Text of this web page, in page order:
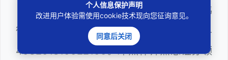
邓杰律师，法律硕士，执业于北京市炜
衡（深圳）律师事务所，律师执业证号为14
403201810022100。邓杰律师熟悉证券领
个人信息保护声明
改进用户体验需使用cookie技术现向您征询意见。
同意后关闭